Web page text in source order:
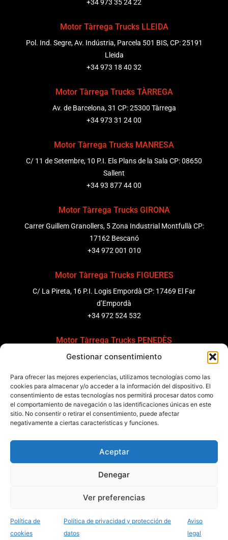
Gestionar consentimiento
Para ofrecer las mejores experiencias, utilizamos tecnologías como las
cookies para almacenar y/o acceder a la información del dispositivo. El
consentimiento de estas tecnologías nos permitirá procesar datos como
el comportamiento de navegación o las identificaciones únicas en este
sitio. No consentir o retirar el consentimiento, puede afectar
negativamente a ciertas características y funciones.
Aceptar
Denegar
Ver preferencias
Política de
cookies
Política de privacidad y protección de
datos
Aviso
legal
+34 973 35 24 22
Motor Tàrrega Trucks LLEIDA
Pol. Ind. Segre, Av. Indústria, Parcela 501 BIS, CP: 25191
Lleida
+34 973 18 40 32
Motor Tàrrega Trucks TÀRREGA
Av. de Barcelona, 31 CP: 25300 Tàrrega
+34 973 31 24 00
Motor Tàrrega Trucks MANRESA
C/ 11 de Setembre, 10 P.I. Els Plans de la Sala CP: 08650
Sallent
+34 93 877 44 00
Motor Tàrrega Trucks GIRONA
Carrer Guillem Granollers, 5 Zona Industrial Montfullà CP:
17162 Bescanó
+34 972 001 010
Motor Tàrrega Trucks FIGUERES
C/ La Pireta, 16 P.I. Logis Empordà CP: 17469 El Far
d’Empordà
+34 972 524 532
Motor Tàrrega Trucks PENEDÈS
C/ Ponent 8, Pol. Ind. Sant Pere Molanta, CP: 08799
+34 931 69 11 91
Motor Tàrrega Trucks BARCELONA
Zona Franca, Carrer E, s/n 08040 Barcelona, España
Política de cookiesAviso legalCondiciones generales
Desarrollado por Marketing Acción